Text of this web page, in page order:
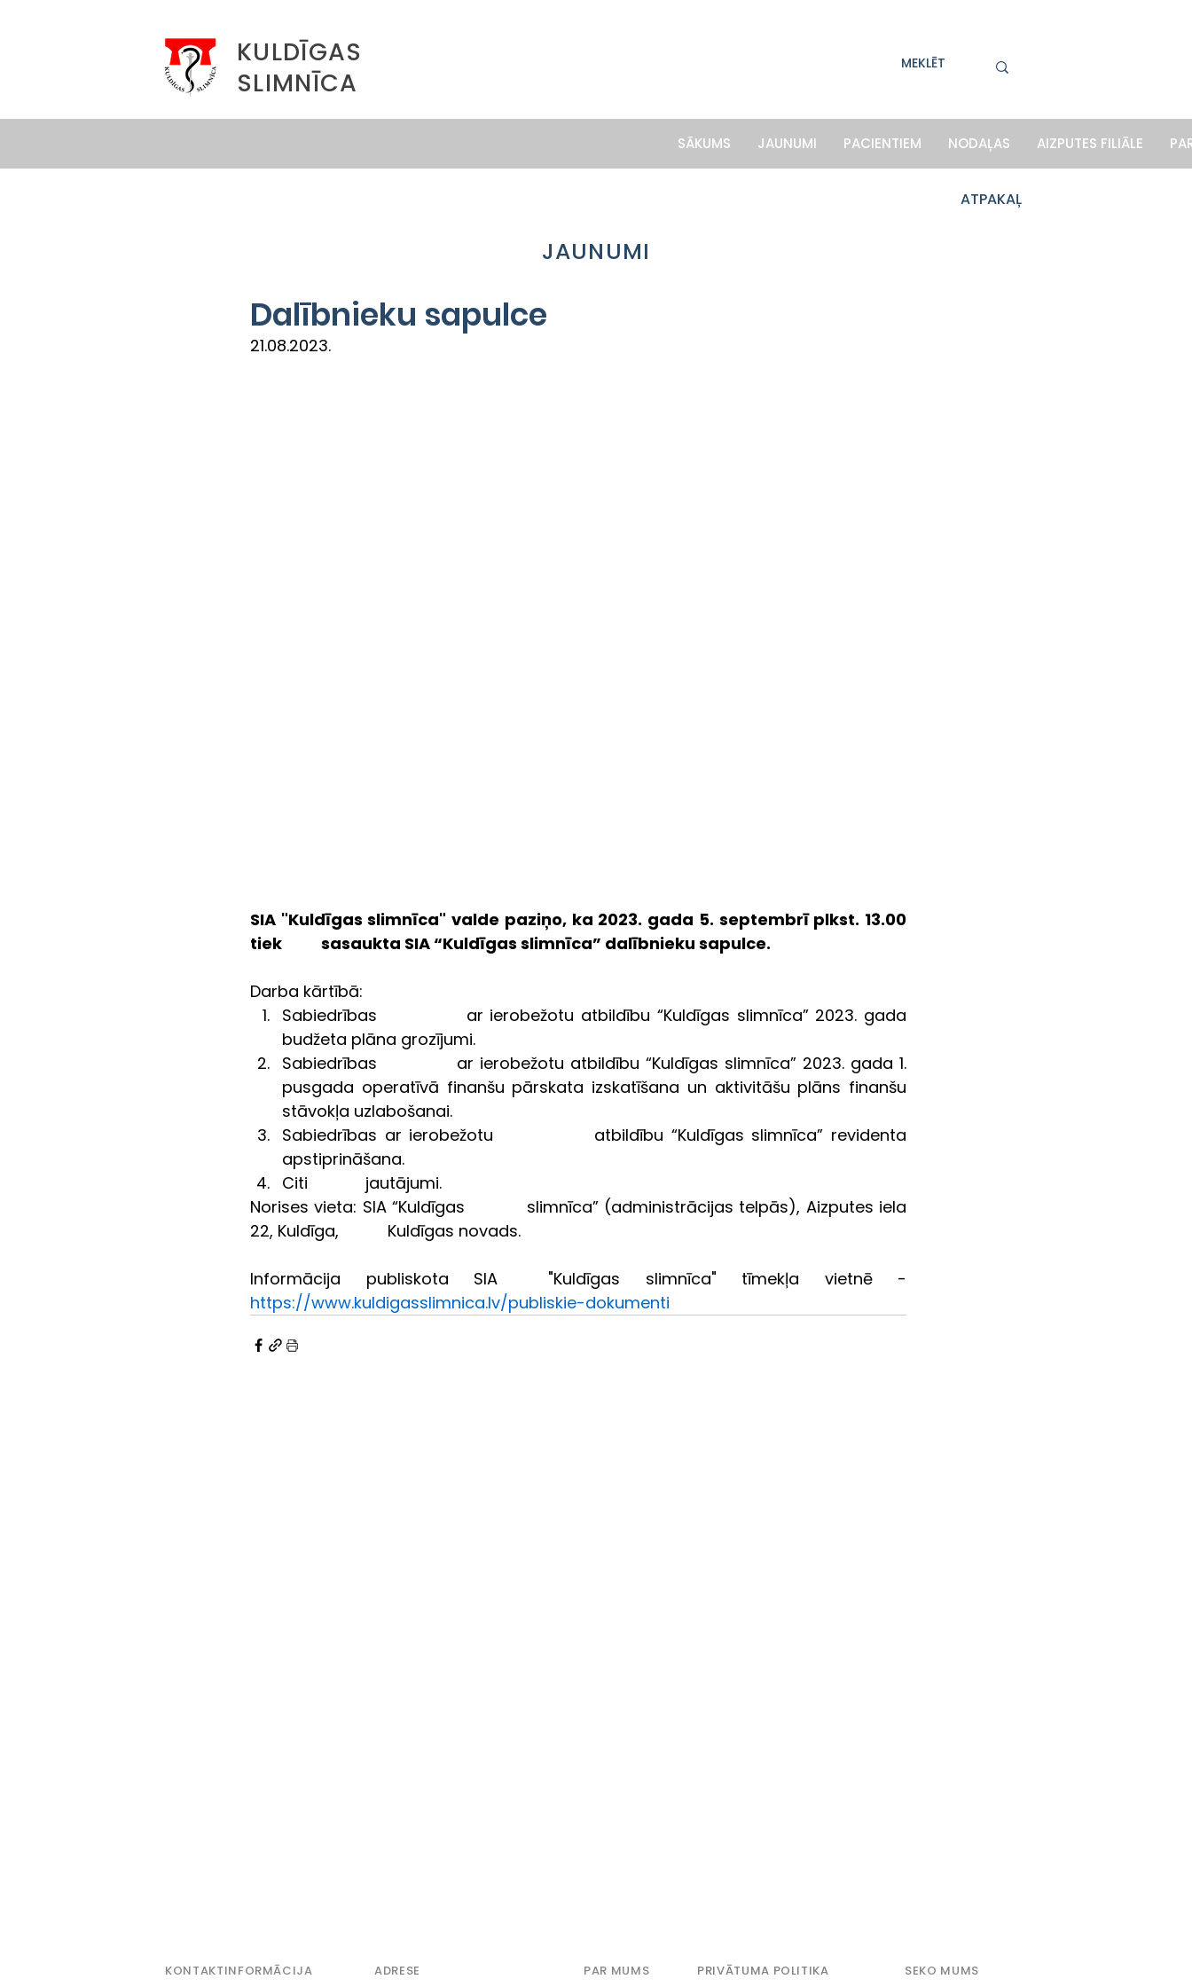
KULDĪGAS
SLIMNĪCA
SĀKUMS JAUNUMI PACIENTIEM NODAĻAS AIZPUTES FILIĀLE
ATPAKAĻ
JAUNUMI
Dalībnieku sapulce
21.08.2023.
SIA "Kuldīgas slimnīca" valde paziņo, ka 2023. gada 5. septembrī plkst. 13.00
tiek           sasaukta SIA “Kuldīgas slimnīca” dalībnieku sapulce.
Darba kārtībā:
Sabiedrības             ar ierobežotu atbildību “Kuldīgas slimnīca” 2023. gada
budžeta plāna grozījumi.
Sabiedrības             ar ierobežotu atbildību “Kuldīgas slimnīca” 2023. gada 1.
pusgada operatīvā finanšu pārskata izskatīšana un aktivitāšu plāns finanšu
stāvokļa uzlabošanai.
Sabiedrības ar ierobežotu             atbildību “Kuldīgas slimnīca” revidenta
apstiprināšana.
Citi             jautājumi.
Norises vieta: SIA “Kuldīgas           slimnīca” (administrācijas telpās), Aizputes iela
22, Kuldīga,           Kuldīgas novads.
https://www.kuldigasslimnica.lv/publiskie-dokumenti
KONTAKTINFORMĀCIJA
ADRESE
PAR MUMS
PRIVĀTUMA POLITIKA
SEKO MUMS